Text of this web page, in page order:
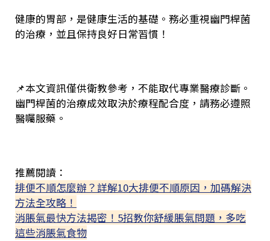
健康的胃部，是健康生活的基礎。務必重視幽門桿菌
的治療，並且保持良好日常習慣！
📌本文資訊僅供衛教參考，不能取代專業醫療診斷。
幽門桿菌的治療成效取決於療程配合度，請務必遵照
醫囑服藥。
推薦閱讀：
排便不順怎麼辦？詳解10大排便不順原因，加碼解決
方法全攻略！
消脹氣最快方法揭密！5招教你舒緩脹氣問題，多吃
這些消脹氣食物